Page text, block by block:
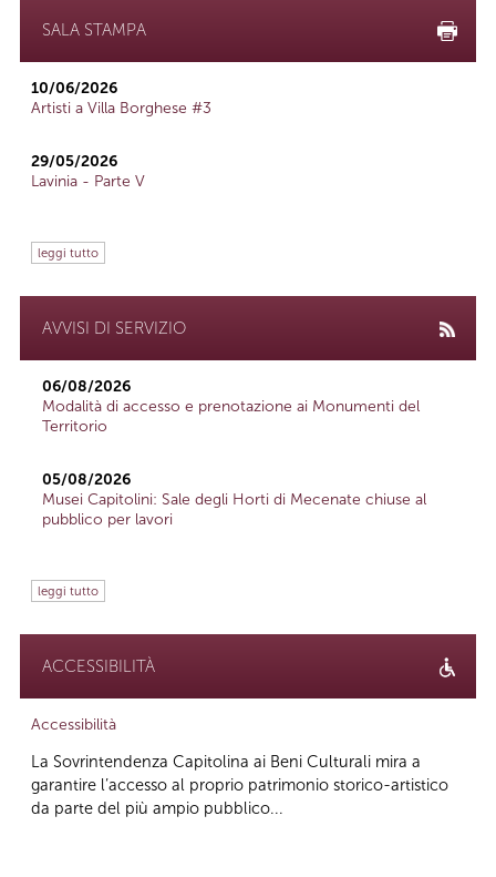
SALA STAMPA
10/06/2026
Artisti a Villa Borghese #3
29/05/2026
Lavinia - Parte V
leggi tutto
AVVISI DI SERVIZIO
06/08/2026
Modalità di accesso e prenotazione ai Monumenti del
Territorio
05/08/2026
Musei Capitolini: Sale degli Horti di Mecenate chiuse al
pubblico per lavori
leggi tutto
ACCESSIBILITÀ
Accessibilità
La Sovrintendenza Capitolina ai Beni Culturali mira a
garantire l’accesso al proprio patrimonio storico-artistico
da parte del più ampio pubblico...